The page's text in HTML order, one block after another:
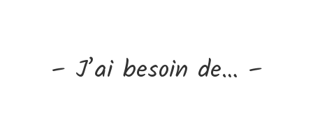
– J’ai besoin de… –